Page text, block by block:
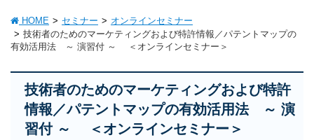
HOME セミナー
オンラインセミナー
技術者のためのマーケティングおよび特許情報／パテントマップの
有効活用法 ～ 演習付 ～ ＜オンラインセミナー＞
技術者のためのマーケティングおよび特許
情報／パテントマップの有効活用法 ～ 演
習付 ～ ＜オンラインセミナー＞